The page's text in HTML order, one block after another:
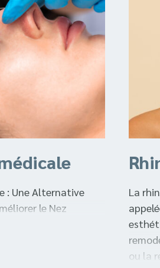
: Une Alternative
le Nez
La
ou la